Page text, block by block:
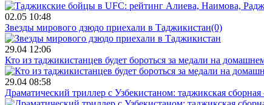
02.05 10:48
Звезды мирового дзюдо приехали в Таджикистан(0)
29.04 12:06
Кто из таджикистанцев будет бороться за медали на
29.04 08:58
Драматический триллер с Узбекистаном: таджикская